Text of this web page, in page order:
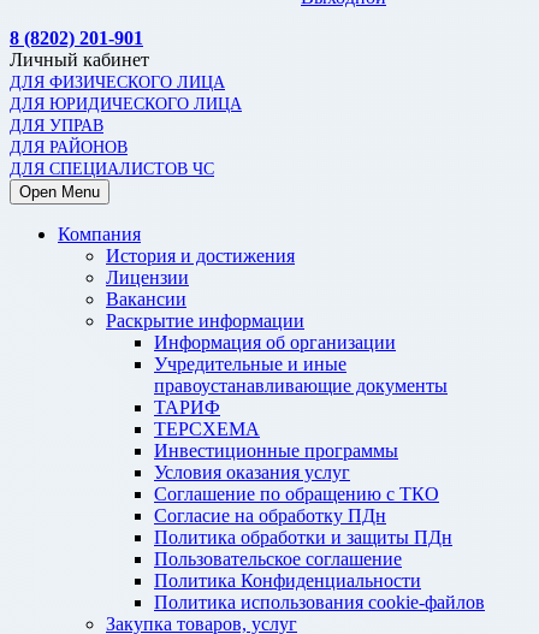
8 (8202) 201-901
Личный кабинет
ДЛЯ ФИЗИЧЕСКОГО ЛИЦА
ДЛЯ ЮРИДИЧЕСКОГО ЛИЦА
ДЛЯ УПРАВ
ДЛЯ РАЙОНОВ
ДЛЯ СПЕЦИАЛИСТОВ ЧС
Open Menu
Компания
История и достижения
Лицензии
Вакансии
Раскрытие информации
Информация об организации
Учредительные и иные
правоустанавливающие документы
ТАРИФ
ТЕРСХЕМА
Инвестиционные программы
Условия оказания услуг
Соглашение по обращению с ТКО
Согласие на обработку ПДн
Политика обработки и защиты ПДн
Пользовательское соглашение
Политика Конфиденциальности
Политика использования cookie-файлов
Закупка товаров, услуг